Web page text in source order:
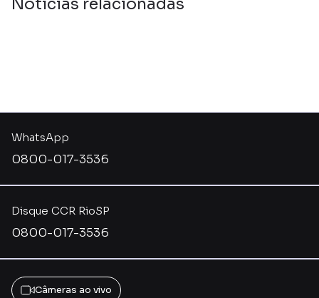
Notícias relacionadas
Disque CCR RioSP
0800-017-3536
WhatsApp
0800-017-3536
Câmeras ao vivo